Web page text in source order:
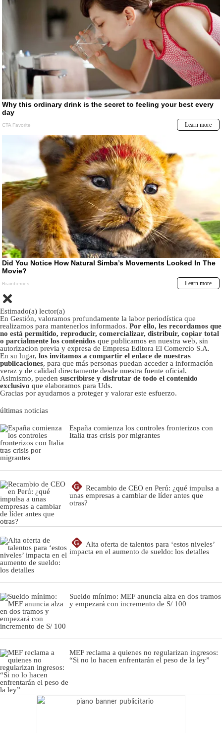
Estimado(a) lector(a)
En Gestión, valoramos profundamente la labor periodística que
realizamos para mantenerlos informados. Por ello, les recordamos que
no está permitido, reproducir, comercializar, distribuir, copiar total
o parcialmente los contenidos que publicamos en nuestra web, sin
autorizacion previa y expresa de Empresa Editora El Comercio S.A.
En su lugar, los invitamos a compartir el enlace de nuestras
publicaciones, para que más personas puedan acceder a información
veraz y de calidad directamente desde nuestra fuente oficial.
Asimismo, pueden suscribirse y disfrutar de todo el contenido
exclusivo que elaboramos para Uds.
Gracias por ayudarnos a proteger y valorar este esfuerzo.
últimas noticias
España comienza los controles fronterizos con
Italia tras crisis por migrantes
G
Recambio de CEO en Perú: ¿qué impulsa a
unas empresas a cambiar de líder antes que
otras?
G
Alta oferta de talentos para ‘estos niveles’
impacta en el aumento de sueldo: los detalles
Sueldo mínimo: MEF anuncia alza en dos tramos
y empezará con incremento de S/ 100
MEF reclama a quienes no regularizan ingresos:
“Si no lo hacen enfrentarán el peso de la ley”